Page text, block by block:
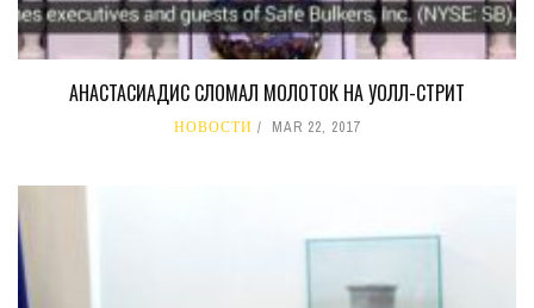
АНАСТАСИАДИС СЛОМАЛ МОЛОТОК НА УОЛЛ-СТРИТ
НОВОСТИ MAR 22, 2017